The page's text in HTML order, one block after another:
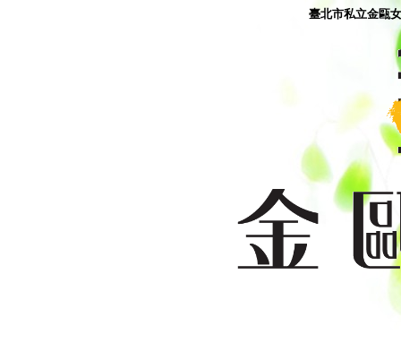
臺北市私立金甌